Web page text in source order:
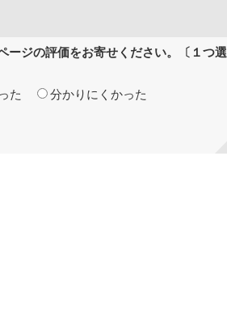
ージの評価をお寄せください。〔１つ選
た 分かりにくかった